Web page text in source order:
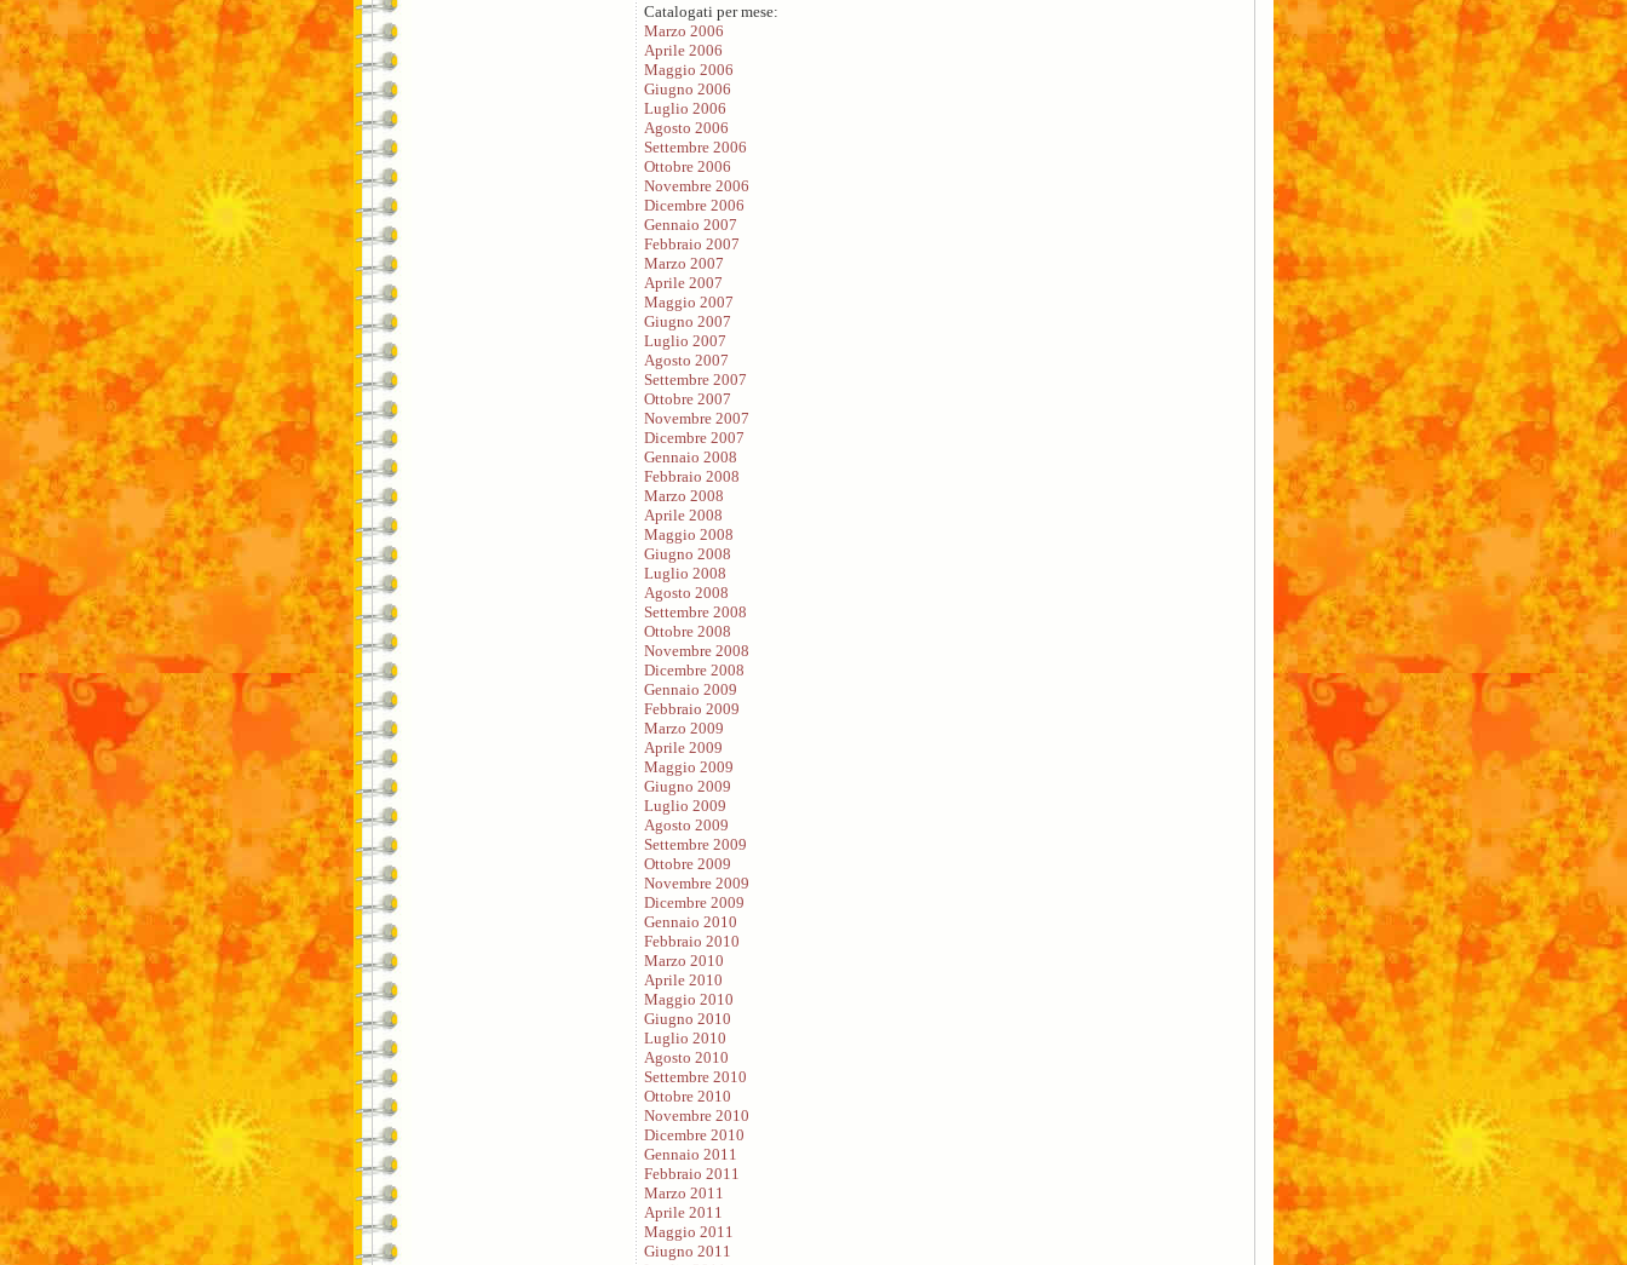
Catalogati per mese:
Marzo 2006
Aprile 2006
Maggio 2006
Giugno 2006
Luglio 2006
Agosto 2006
Settembre 2006
Ottobre 2006
Novembre 2006
Dicembre 2006
Gennaio 2007
Febbraio 2007
Marzo 2007
Aprile 2007
Maggio 2007
Giugno 2007
Luglio 2007
Agosto 2007
Settembre 2007
Ottobre 2007
Novembre 2007
Dicembre 2007
Gennaio 2008
Febbraio 2008
Marzo 2008
Aprile 2008
Maggio 2008
Giugno 2008
Luglio 2008
Agosto 2008
Settembre 2008
Ottobre 2008
Novembre 2008
Dicembre 2008
Gennaio 2009
Febbraio 2009
Marzo 2009
Aprile 2009
Maggio 2009
Giugno 2009
Luglio 2009
Agosto 2009
Settembre 2009
Ottobre 2009
Novembre 2009
Dicembre 2009
Gennaio 2010
Febbraio 2010
Marzo 2010
Aprile 2010
Maggio 2010
Giugno 2010
Luglio 2010
Agosto 2010
Settembre 2010
Ottobre 2010
Novembre 2010
Dicembre 2010
Gennaio 2011
Febbraio 2011
Marzo 2011
Aprile 2011
Maggio 2011
Giugno 2011